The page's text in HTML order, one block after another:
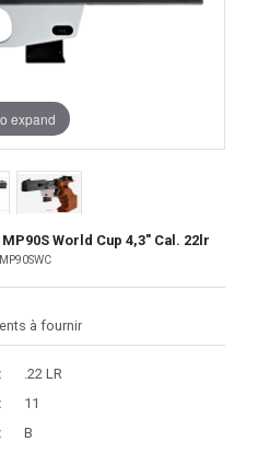
expand
World Cup 4,3" Cal. 22lr
à fournir
.22 LR
11
B